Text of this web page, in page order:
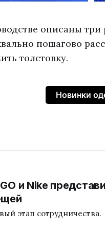
описаны
пошагово
толстовку.
Новинки
и Nike
этап сотрудничества.